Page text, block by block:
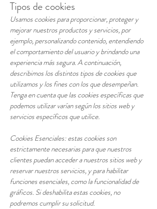
Tipos de cookies
Usamos cookies para proporcionar, proteger y
mejorar nuestros productos y servicios, por
ejemplo, personalizando contenido, entendiendo
el comportamiento del usuario y brindando una
experiencia más segura. A continuación,
describimos los distintos tipos de cookies que
utilizamos y los fines con los que desempeñan.
Tenga en cuenta que las cookies específicas que
podemos utilizar varían según los sitios web y
servicios específicos que utilice.
Cookies Esenciales: estas cookies son
estrictamente necesarias para que nuestros
clientes puedan acceder a nuestros sitios web y
reservar nuestros servicios, y para habilitar
funciones esenciales, como la funcionalidad de
gráficos. Si deshabilita estas cookies, no
podremos cumplir su solicitud.